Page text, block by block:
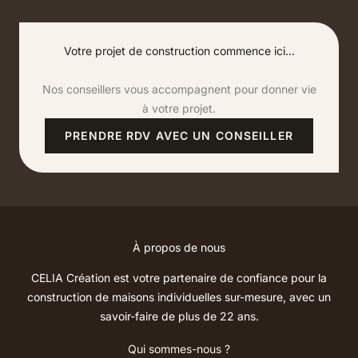
Votre projet de construction commence ici...
Nos conseillers vous accompagnent pour donner vie
à votre projet.
PRENDRE RDV AVEC UN CONSEILLER
À propos de nous
CELIA Création est votre partenaire de confiance pour la
construction de maisons individuelles sur-mesure, avec un
savoir-faire de plus de 22 ans.
Qui sommes-nous ?